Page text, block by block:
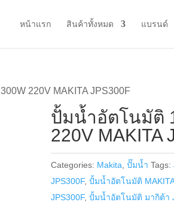
หน้าแรก สินค้าทั้งหมด แบรนด์
220V MAKITA JPS300F
ปั้มน้ำอัตโนมัติ
220V MAKITA
Categories: Makita ,ปั๊มน้ำ Tags:
JPS300F,ปั้มน้ำอัตโนมัติ
JPS300F,ปั้มน้ำอัตโนมัติ มากิต้า